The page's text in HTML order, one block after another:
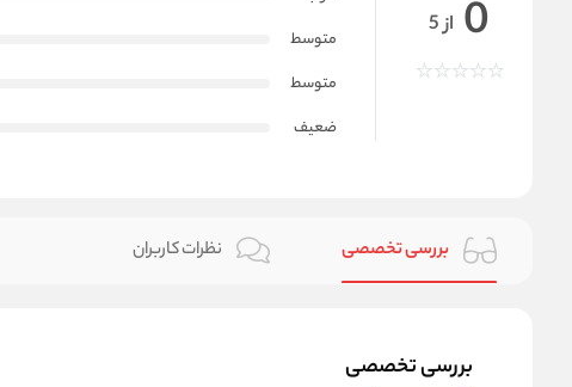
0 از 5
متوسط
متوسط
ضعیف
بررسی تخصصی نظرات کاربران
بررسی تخصصی